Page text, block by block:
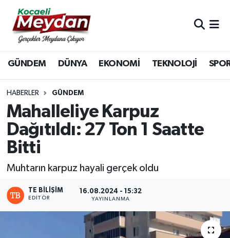
GÜNDEM DÜNYA EKONOMİ TEKNOLOJİ
HABERLER GÜNDEM
Mahalleliye Karpuz
Dağıtıldı: 27 Ton 1 Saatte
Bitti
Muhtarın karpuz hayali gerçek oldu
TE BILIŞIM
EDITÖR
16.08.2024 - 15:32
YAYINLANMA
Nöbetçi Eczaneler
Hava Durumu
Trafik Durumu
Süper Lig Puan Durumu ve Fikstür
Tüm Manşetler
Son Dakika Haberleri
Haber Arşivi